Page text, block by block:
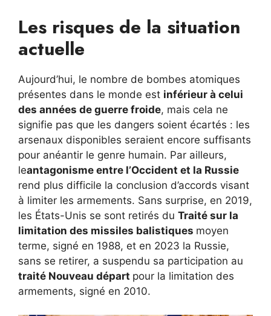
Les risques de la situation
actuelle
Aujourd’hui, le nombre de bombes atomiques
présentes dans le monde est inférieur à celui
des années de guerre froide, mais cela ne
signifie pas que les dangers soient écartés : les
arsenaux disponibles seraient encore suffisants
pour anéantir le genre humain. Par ailleurs,
leantagonisme entre l’Occident et la Russie
rend plus difficile la conclusion d’accords visant
à limiter les armements. Sans surprise, en 2019,
les États-Unis se sont retirés du Traité sur la
limitation des missiles balistiques moyen
terme, signé en 1988, et en 2023 la Russie,
sans se retirer, a suspendu sa participation au
traité Nouveau départ pour la limitation des
armements, signé en 2010.